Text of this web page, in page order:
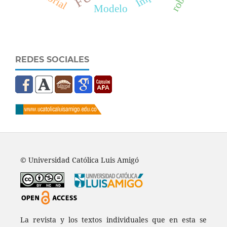
Modelo
REDES SOCIALES
© Universidad Católica Luis Amigó
La revista y los textos individuales que en esta se